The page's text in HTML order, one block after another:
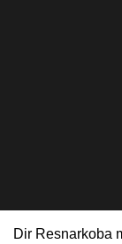
Dir Resnarkoba